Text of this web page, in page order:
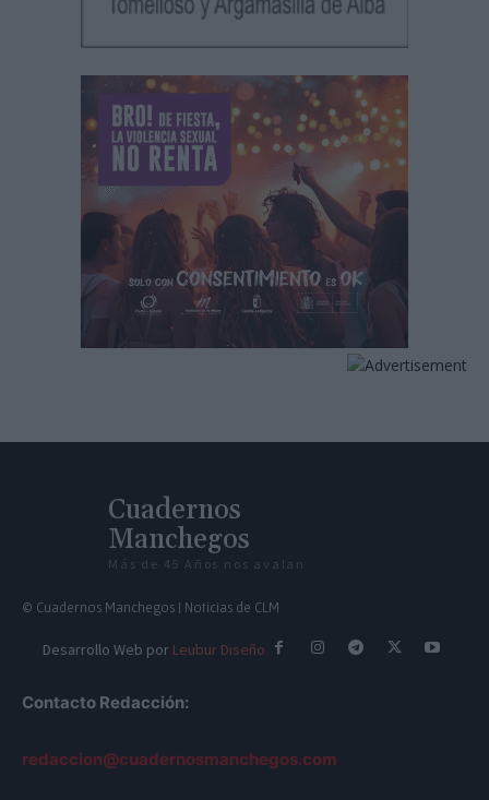
Cuadernos
Manchegos
Más de 45 Años nos avalan
© Cuadernos Manchegos | Noticias de CLM
Desarrollo Web por Leubur Diseño
Contacto Redacción:
redaccion@cuadernosmanchegos.com